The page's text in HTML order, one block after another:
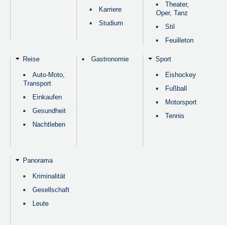
Karriere
Studium
Theater,
Oper, Tanz
Stil
Feuilleton
Reise
Auto-Moto,
Transport
Einkaufen
Gesundheit
Nachtleben
Gastronomie Sport
Eishockey
Fußball
Motorsport
Tennis
Panorama
Kriminalität
Gesellschaft
Leute